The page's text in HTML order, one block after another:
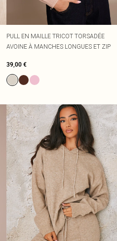
PULL EN MAILLE TRICOT TORSADÉE
AVOINE À MANCHES LONGUES ET ZIP
39,00 €